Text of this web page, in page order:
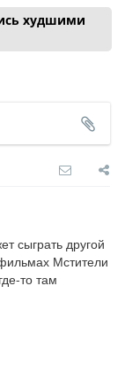
худшими
сыграть другой
Мстители
то там